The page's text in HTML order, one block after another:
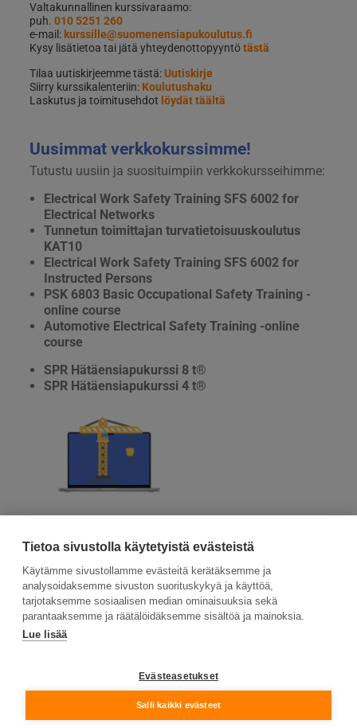
Tietoa sivustolla käytetyistä evästeistä
Käytämme sivustollamme evästeitä kerätäksemme ja
analysoidaksemme sivuston suorituskykyä ja käyttöä,
tarjotaksemme sosiaalisen median ominaisuuksia sekä
parantaaksemme ja räätälöidäksemme sisältöä ja mainoksia.
Lue lisää
Evästeasetukset
Salli kaikki evästeet
Valtakunnallinen kurssivaraamo:
puh. 010 5251 260
e-mail: kurssille@suomenensiapukoulutus.fi
Kysy lisätietoa tai jätä yhteydenottopyyntötästä
Tilaa uutiskirjeemme tästä:Uutiskirje
Siirry kurssikalenteriin: Koulutushaku
Laskutus ja toimitusehdot löydät täältä
Uusimmat verkkokurssimme!
Tutustu uusiin ja suosituimpiin verkkokursseihimme:
Electrical Work Safety Training SFS 6002 for
Electrical Networks
Tunnetun toimittajan turvatietoisuuskoulutus
KAT10
Electrical Work Safety Training SFS 6002 for
Instructed Persons
PSK 6803 Basic Occupational Safety Training -
online course
Automotive Electrical Safety Training -online
course
SPR Hätäensiapukurssi 8 t®
SPR Hätäensiapukurssi 4 t®
Tutustu ja aloita
Tietosuojaseloste ja evästeiden käyttö
© Suomen Ensiapukoulutus Oy 2026